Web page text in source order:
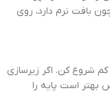
بافت نرم دارد، روی
کم شروع کن. اگر زیرسازی
است پایه را